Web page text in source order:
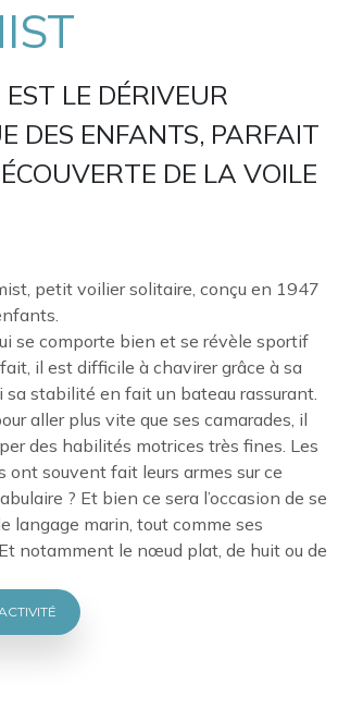
EST LE DÉRIVEUR
DES ENFANTS, PARFAIT
DE LA VOILE
petit voilier solitaire, conçu en 1947
se comporte bien et se révèle sportif
il est difficile à chavirer grâce à sa
sa stabilité en fait un bateau rassurant.
aller plus vite que ses camarades, il
des habilités motrices très fines. Les
ont souvent fait leurs armes sur ce
? Et bien ce sera l’occasion de se
langage marin, tout comme ses
notamment le nœud plat, de huit ou de